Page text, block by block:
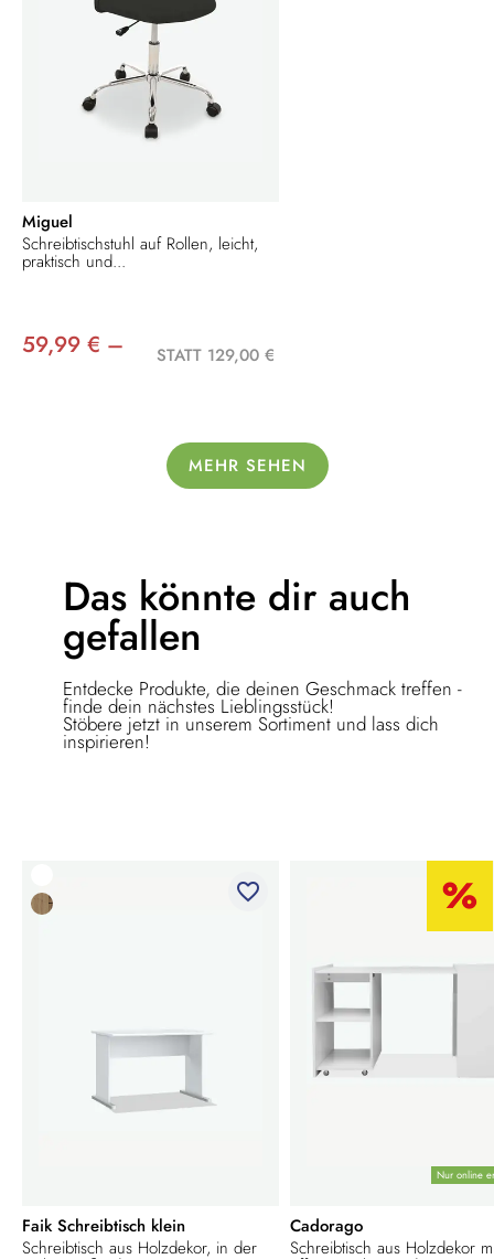
Miguel
Schreibtischstuhl auf Rollen, leicht,
praktisch und...
59,99 € – STATT 129,00 €
MEHR SEHEN
Das könnte dir auch
gefallen
Entdecke Produkte, die deinen Geschmack treffen -
finde dein nächstes Lieblingsstück!
Stöbere jetzt in unserem Sortiment und lass dich
inspirieren!
favorite_border
Faik Schreibtisch klein
Schreibtisch aus Holzdekor, in der
Nur online
Cadorago
Schreibtisch aus Holzdekor